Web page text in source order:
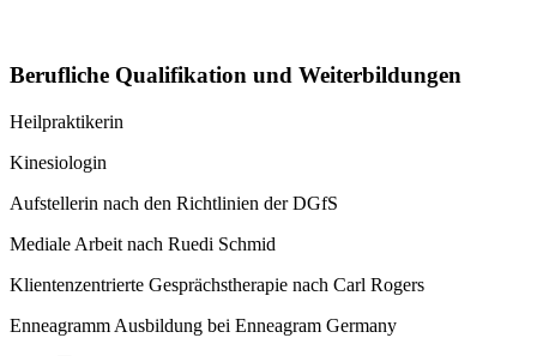
Berufliche Qualifikation und Weiterbildungen
Heilpraktikerin
Kinesiologin
Aufstellerin nach den Richtlinien der DGfS
Mediale Arbeit nach Ruedi Schmid
Klientenzentrierte Gesprächstherapie nach Carl Rogers
Enneagramm Ausbildung bei Enneagram Germany